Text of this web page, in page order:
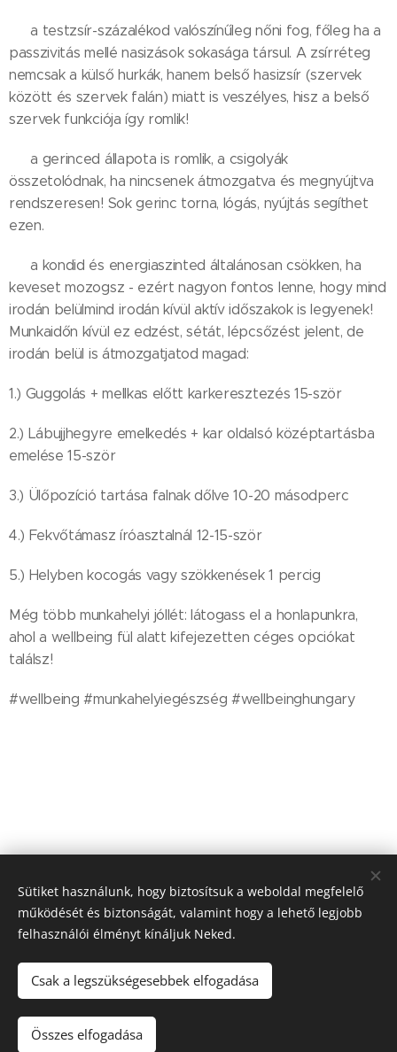
😬 a testzsír-százalékod valószínűleg nőni fog, főleg ha a
passzivitás mellé nasizások sokasága társul. A zsírréteg
nemcsak a külső hurkák, hanem belső hasizsír (szervek
között és szervek falán) miatt is veszélyes, hisz a belső
szervek funkciója így romlik!
😬 a gerinced állapota is romlik, a csigolyák
összetolódnak, ha nincsenek átmozgatva és megnyújtva
rendszeresen! Sok gerinc torna, lógás, nyújtás segíthet
ezen.
😬 a kondid és energiaszinted általánosan csökken, ha
keveset mozogsz - ezért nagyon fontos lenne, hogy mind
irodán belülmind irodán kívül aktív időszakok is legyenek!
Munkaidőn kívül ez edzést, sétát, lépcsőzést jelent, de
irodán belül is átmozgatjatod magad:
1.) Guggolás + mellkas előtt karkeresztezés 15-ször
2.) Lábujjhegyre emelkedés + kar oldalsó középtartásba
emelése 15-ször
3.) Ülőpozíció tartása falnak dőlve 10-20 másodperc
4.) Fekvőtámasz íróasztalnál 12-15-ször
5.) Helyben kocogás vagy szökkenések 1 percig
Még több munkahelyi jóllét: látogass el a honlapunkra,
ahol a wellbeing fül alatt kifejezetten céges opciókat
találsz!
#wellbeing #munkahelyiegészség #wellbeinghungary
Hámori Blanka EV, 1101 Csákó köz 14. Bp, +36-20-235-9758
TikTok
Instagram
info@hamoriblanka.hu
Sütiket használunk, hogy biztosítsuk a weboldal megfelelő
működését és biztonságát, valamint hogy a lehető legjobb
felhasználói élményt kínáljuk Neked.
Csak a legszükségesebbek elfogadása
Összes elfogadása